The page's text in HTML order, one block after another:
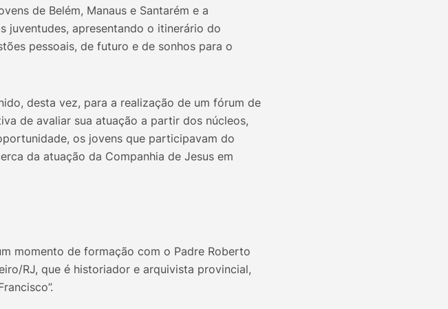
de Belém, Manaus e Santarém e a
juventudes, apresentando o itinerário do
pessoais, de futuro e de sonhos para o
desta vez, para a realização de um fórum de
de avaliar sua atuação a partir dos núcleos,
os jovens que participavam do
da atuação da Companhia de Jesus em
momento de formação com o Padre Roberto
RJ, que é historiador e arquivista provincial,